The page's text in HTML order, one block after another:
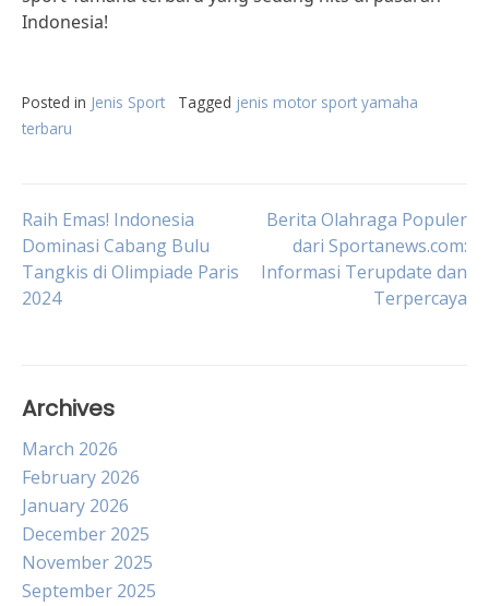
Indonesia!
Posted in Jenis Sport Tagged jenis motor sport yamaha
terbaru
Post
navigation
Raih Emas! Indonesia
Dominasi Cabang Bulu
Tangkis di Olimpiade Paris
2024
Berita Olahraga Populer
dari Sportanews.com:
Informasi Terupdate dan
Terpercaya
Archives
March 2026
February 2026
January 2026
December 2025
November 2025
September 2025